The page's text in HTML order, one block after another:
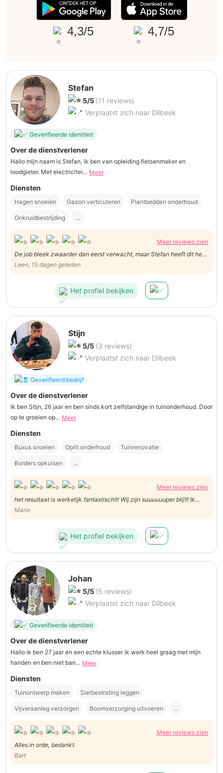
4,3/5 4,7/5
Stefan
5/5 (11 reviews)
Verplaatst zich naar Dilbeek
Geverifieerde identiteit
Over de dienstverlener
Hallo mijn naam is Stefan, ik ben van opleiding fietsenmaker en
loodgieter. Met electricitei... Meer
Diensten
Hagen snoeien Gazon verticuteren Plantbedden onderhoud
Onkruidbestrijding ...
Meer reviews zien
De job bleek zwaarder dan eerst verwacht, maar Stefan heeft dit heel
goed uitgevoerd!
Leen, 15 dagen geleden
Het profiel bekijken
Stijn
5/5 (3 reviews)
Verplaatst zich naar Dilbeek
Geverifieerd bedrijf
Over de dienstverlener
Ik ben Stijn, 26 jaar en ben sinds kort zelfstandige in tuinonderhoud. Door
op te groeien op... Meer
Diensten
Buxus snoeien Oprit onderhoud Tuinrenovatie
Borders opkuisen ...
Meer reviews zien
het resultaat is werkelijk fantastisch!!! Wij zijn suuuuuuper blij!!! Ik
raad je 1000 keer aan om met Stijn samen te werken. Het resultaat is
mooier dan ik had durven dromen.🤩🤩🤩 Dank u !!!
Marie
Het profiel bekijken
Johan
5/5 (5 reviews)
Verplaatst zich naar Dilbeek
Geverifieerde identiteit
Over de dienstverlener
Hallo ik ben 27 jaar en een echte klusser ik werk heel graag met mijn
handen en ben niet ban... Meer
Diensten
Tuinontwerp maken Sierbestrating leggen
Vijveraanleg verzorgen Boomverzorging uitvoeren ...
Meer reviews zien
Alles in orde, bedankt.
Bart